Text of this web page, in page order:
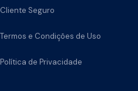
Cliente Seguro
Termos e Condições de Uso
Política de Privacidade